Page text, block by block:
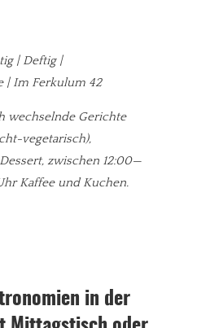
| Deftig |
| Im Ferkulum 42
wechselnde Gerichte
vegetarisch),
zwischen 12:00—
Kaffee und Kuchen.
in der